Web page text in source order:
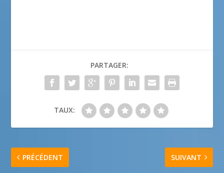
PARTAGER:
TAUX:
PRÉCÉDENT SUIVANT